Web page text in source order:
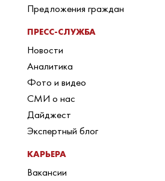
Предложения граждан
ПРЕСС-СЛУЖБА
Новости
Аналитика
Фото и видео
СМИ о нас
Дайджест
Экспертный блог
КАРЬЕРА
Вакансии